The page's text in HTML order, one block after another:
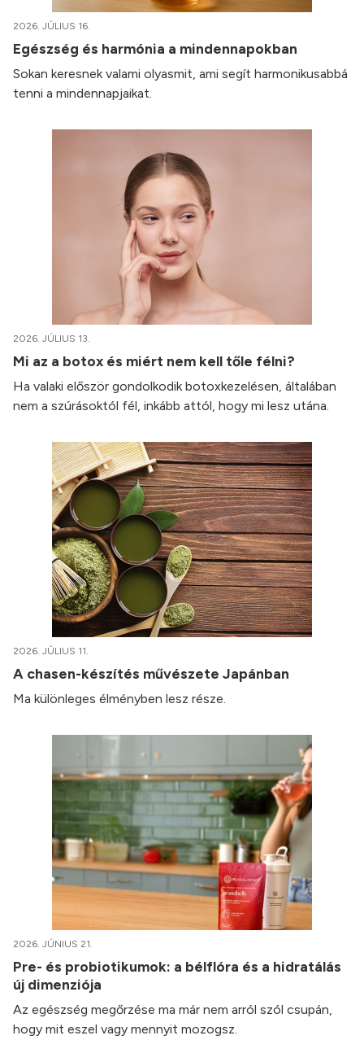
2026. JÚLIUS 16.
Egészség és harmónia a mindennapokban
Sokan keresnek valami olyasmit, ami segít harmonikusabbá
tenni a mindennapjaikat.
2026. JÚLIUS 13.
Mi az a botox és miért nem kell tőle félni?
Ha valaki először gondolkodik botoxkezelésen, általában
nem a szúrásoktól fél, inkább attól, hogy mi lesz utána.
2026. JÚLIUS 11.
A chasen-készítés művészete Japánban
Ma különleges élményben lesz része.
2026. JÚNIUS 21.
Pre- és probiotikumok: a bélflóra és a hidratálás
új dimenziója
Az egészség megőrzése ma már nem arról szól csupán,
hogy mit eszel vagy mennyit mozogsz.